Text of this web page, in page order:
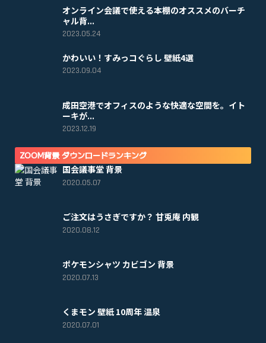
オンライン会議で使える本棚のオススメのバーチ
ャル背...
2023.05.24
かわいい！すみっコぐらし 壁紙4選
2023.09.04
成田空港でオフィスのような快適な空間を。イト
ーキが...
2023.12.19
ZOOM背景 ダウンロードランキング
国会議事堂 背景
2020.05.07
ご注文はうさぎですか？ 甘兎庵 内観
2020.08.12
ポケモンシャツ カビゴン 背景
2020.07.13
くまモン 壁紙 10周年 温泉
2020.07.01